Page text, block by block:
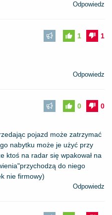
Odpowiedz
1
1
Odpowiedz
0
0
pojazd może zatrzymać
nabytku może je użyć przy
ktoś na radar się wpakował na
do niego
nie firmowy)
Odpowiedz